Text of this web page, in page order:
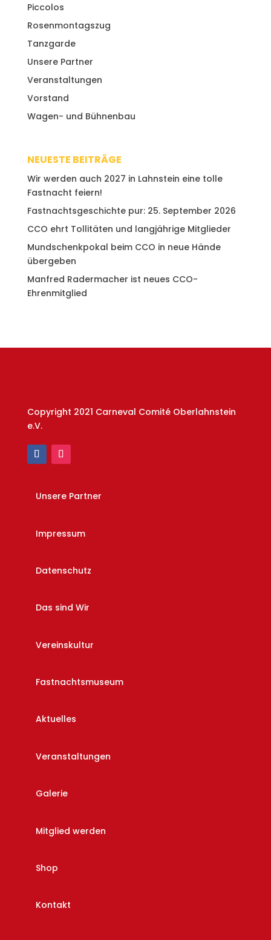
Piccolos
Rosenmontagszug
Tanzgarde
Unsere Partner
Veranstaltungen
Vorstand
Wagen- und Bühnenbau
NEUESTE BEITRÄGE
Wir werden auch 2027 in Lahnstein eine tolle
Fastnacht feiern!
Fastnachtsgeschichte pur: 25. September 2026
CCO ehrt Tollitäten und langjährige Mitglieder
Mundschenkpokal beim CCO in neue Hände
übergeben
Manfred Radermacher ist neues CCO-
Ehrenmitglied
Copyright 2021 Carneval Comité Oberlahnstein
e.V.
Unsere Partner
Impressum
Datenschutz
Das sind Wir
Vereinskultur
Fastnachtsmuseum
Aktuelles
Veranstaltungen
Galerie
Mitglied werden
Shop
Kontakt